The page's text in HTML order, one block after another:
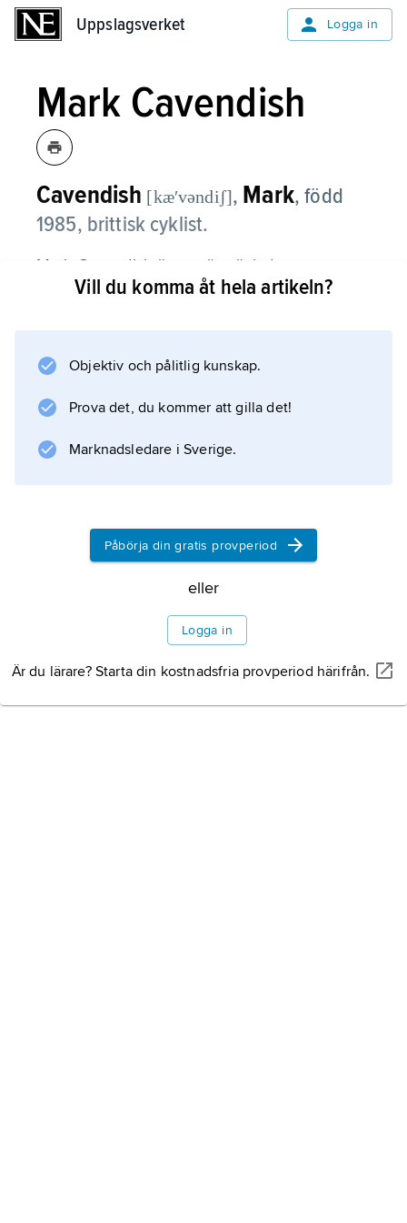
Uppslagsverket Logga in
Mark Cavendish
Cavendish [kæʹvəndiʃ], Mark,född
1985, brittisk cyklist.
Mark Cavendish är en särpräglad
spurtspecialist. På landsväg har han vunnit ett
2016), alla i madison, samt ett OS-silver i
Vill du komma åt hela artikeln?
Objektiv och pålitlig kunskap.
Prova det, du kommer att gilla det!
Marknadsledare i Sverige.
Påbörja din gratis provperiod
eller
Logga in
Är du lärare? Starta din kostnadsfria provperiod härifrån.